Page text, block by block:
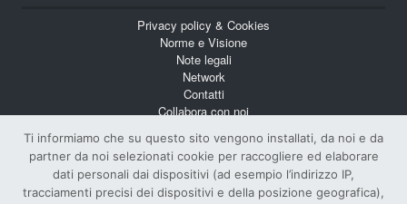
Privacy policy & Cookies
Norme e Visione
Note legali
Network
Contatti
Collabora con noi
Numeri Arretrati
Ti informiamo che su questo sito vengono installati, da noi e da
partner da noi selezionati cookie per raccogliere ed elaborare
dati personali dai dispositivi (ad esempio l’indirizzo IP,
tracciamenti precisi dei dispositivi e della posizione geografica),